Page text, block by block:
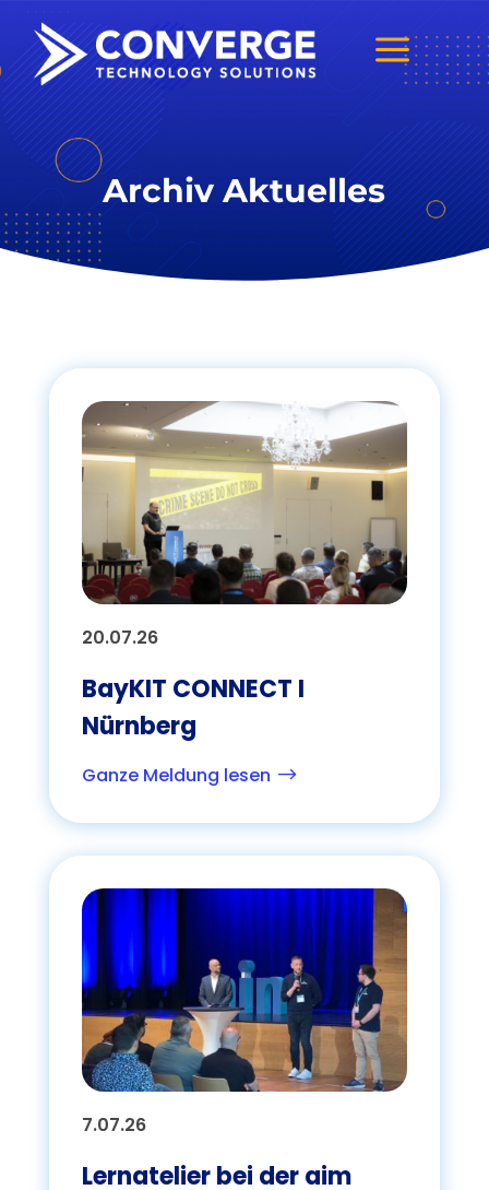
a
Archiv Aktuelles
20.07.26
BayKIT CONNECT I
Nürnberg
Ganze Meldung lesen $
7.07.26
Lernatelier bei der aim